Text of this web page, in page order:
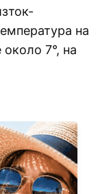
на
7°, на